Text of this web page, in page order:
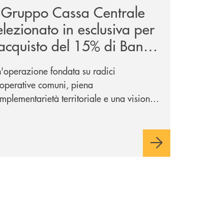
Cassa Centrale
in esclusiva per
del 15% di Banca
Cambiano 1884fondata su radici
comuni, piena
territoriale e una visione